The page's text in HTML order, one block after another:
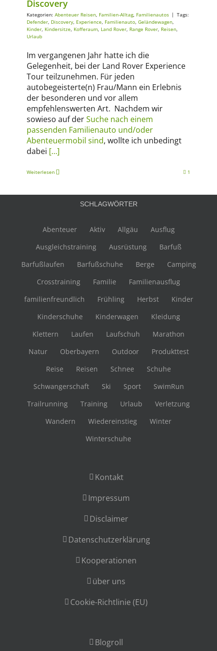
Discovery
Kategorien: Abenteuer Reisen, Familien-Alltag, Familienautos | Tags:
Defender, Discovery, Experience, Familienauto, Geländewagen,
Kinder, Kindersitze, Kofferaum, Land Rover, Range Rover, Reisen,
Urlaub
Im vergangenen Jahr hatte ich die
Gelegenheit, bei der Land Rover Experience
Tour teilzunehmen. Für jeden
autobegeisterte(n) Frau/Mann ein Erlebnis
der besonderen und vor allem
empfehlenswerten Art. Nachdem wir
sowieso auf derSuche nach einem
passenden Familienauto und/oder
Abenteuermobil sind, wollte ich unbedingt
dabei […]
Weiterlesen 1
SCHLAGWÖRTER
Abenteuer Aktiv Allgäu
Ausflug
Ausgleichstraining
Ausrüstung
Barfuß
Barfußlaufen
Barfußschuhe Berge
Camping
Crosstraining
Familie
Familienausflug
familienfreundlich
Frühling Herbst
Kinder
Kinderschuhe
Kinderwagen
Kleidung
Klettern
Laufen Laufschuh
Marathon
Natur
Oberbayern Outdoor
Produkttest
Reise
Reisen Schnee
Schuhe
Schwangerschaft
Ski Sport
SwimRun
Trailrunning
Training Urlaub
Verletzung
Wandern
Wiedereinstieg
Winter
Winterschuhe
Kontakt
Impressum
Disclaimer
Datenschutzerklärung
Kooperationen
über uns
Cookie-Richtlinie (EU)
Blogroll